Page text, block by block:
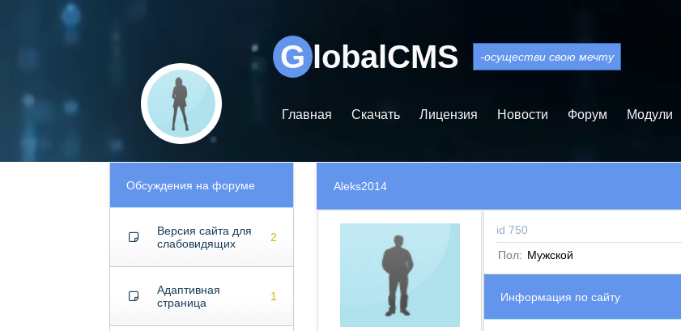
Видеоплеер
G lobalCMS -осуществи свою мечту
Главная Скачать Лицензия Новости Форум Модули
Обсуждения на форуме
Версия сайта для
слабовидящих
2
Адаптивная
страница
1
Aleks2014
id 750
Пол: Мужской
Информация по сайту